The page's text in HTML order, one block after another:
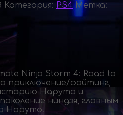
Категория: PS4 Метка:
Ninja Storm 4: Road to
приключение/файтинг,
Наруто и
ниндзя, главным
Наруто.